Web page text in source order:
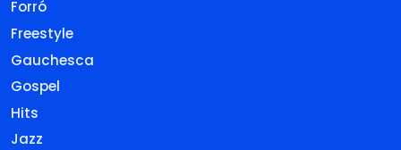
Forró
Freestyle
Gauchesca
Gospel
Hits
Jazz